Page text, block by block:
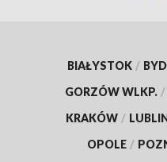
BIAŁYSTOK /
GORZÓW WLKP. /
KRAKÓW /
OPOLE /